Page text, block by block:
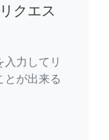
クエス
力してリ
とが出来る